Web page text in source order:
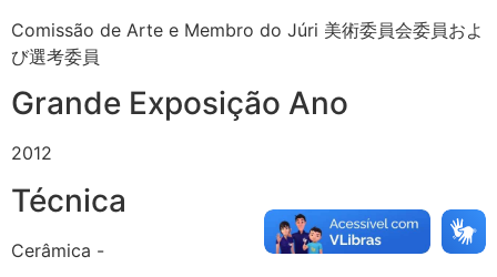
Comissão de Arte e Membro do Júri 美術委員会委員およ
び選考委員
Grande Exposição Ano
2012
Técnica
Cerâmica -